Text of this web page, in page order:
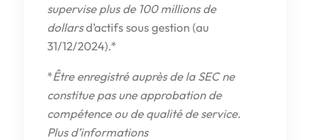
supervise plus de 100 millions de
dollarsd’actifs sous gestion (au
31/12/2024).*
*Être enregistré auprès de la SEC ne
constitue pas une approbation de
compétence ou de qualité de service.
Plus d’informations